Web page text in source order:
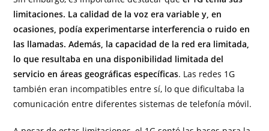
limitaciones. La calidad de la voz era variable y, en
ocasiones, podía experimentarse interferencia o ruido en
las llamadas. Además, la capacidad de la red era limitada,
lo que resultaba en una disponibilidad limitada del
servicio en áreas geográficas específicas. Las redes 1G
también eran incompatibles entre sí, lo que dificultaba la
comunicación entre diferentes sistemas de telefonía móvil.